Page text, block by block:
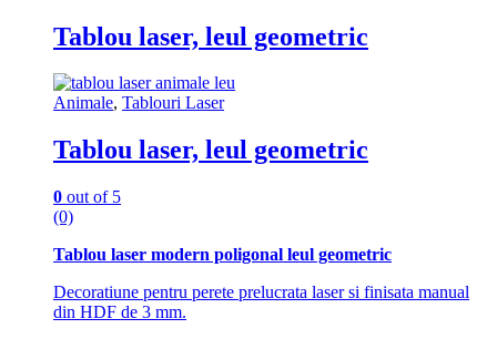
Tablou laser, leul geometric
Animale, Tablouri Laser
Tablou laser, leul geometric
0 out of 5
(0)
Tablou laser modern poligonal leul geometric
Decoratiune pentru perete prelucrata laser si finisata manual
din HDF de 3 mm.